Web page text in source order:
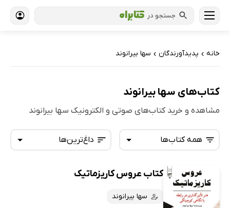
جستجو در
خانه › پدیدآورندگان › سها بیرانوند
کتاب‌های سها بیرانوند
مشاهده و خرید کتاب‌های صوتی و الکترونیک سها بیرانوند
داغ‌ترین‌ها
تازه‌ها
همه کتاب‌ها
همه کتاب‌ها
کتاب‌های صوتی
کتاب عروس کاریزماتیک
سها بیرانوند